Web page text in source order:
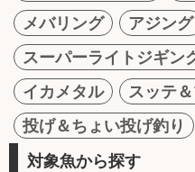
メバリング
アジング
スーパーライトジギン
イカメタル
スッテ
投げ＆ちょい投げ釣り
対象魚から探す